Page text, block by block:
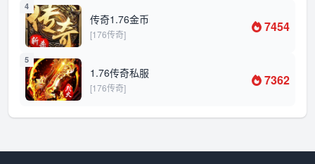
4
传奇1.76金币
[176传奇] 7454
5
1.76传奇私服
[176传奇] 7362